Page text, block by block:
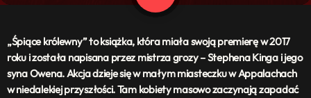
Podcasty
„Śpiące królewny” to książka, która miała swoją premierę w 2017
roku i została napisana przez mistrza grozy – Stephena Kinga i jego
syna Owena. Akcja dzieje się w małym miasteczku w Appalachach
w niedalekiej przyszłości. Tam kobiety masowo zaczynają zapadać